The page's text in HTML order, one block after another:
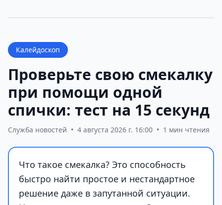
Калейдоскоп
Проверьте свою смекалку
при помощи одной
спички: тест на 15 секунд
Служба новостей • 4 августа 2026 г. 16:00 • 1 мин чтения
Что такое смекалка? Это способность
быстро найти простое и нестандартное
решение даже в запутанной ситуации.